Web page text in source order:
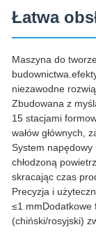
Łatwa
Maszyna do
niezawodne
Zbudowana z
15 stacjami
wałów głównych,
System napędowy
chłodzoną
skracając czas
Precyzja i
≤1 mmDodatkowe
(chiński/rosyjski)